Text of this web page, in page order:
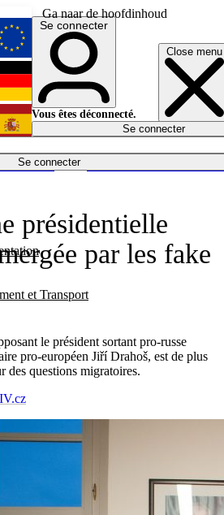
Ga naar de hoofdinhoud
Close menu
Se connecter
et Transport
Économie
English
Deutsch
Español
Se connecter
Vous êtes déconnecté.
Se connecter
présidentielle
par les fake
le président sortant pro-russe
pro-européen Jiří Drahoš, est de plus
des questions migratoires.